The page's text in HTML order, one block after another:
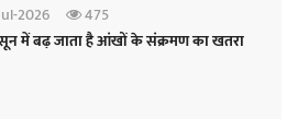
2026
475
में बढ़ जाता है आंखों के संक्रमण का खतरा